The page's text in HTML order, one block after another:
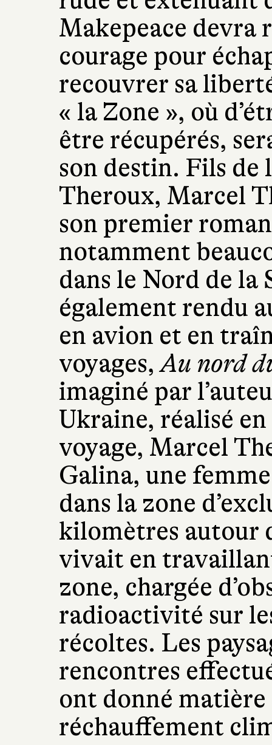
Makepeace devra
courage pour
recouvrer sa
« la Zone », où
être récupérés,
son destin. Fils de
Theroux, Marcel
son premier
notamment
dans le Nord de la
également rendu
en avion et en
voyages, Au nord
imaginé par
Ukraine, réalisé
voyage, Marcel
Galina, une
dans la zone
kilomètres autour
vivait en
zone, chargée
radioactivité sur
récoltes. Les
rencontres
ont donné matière
réchauffement